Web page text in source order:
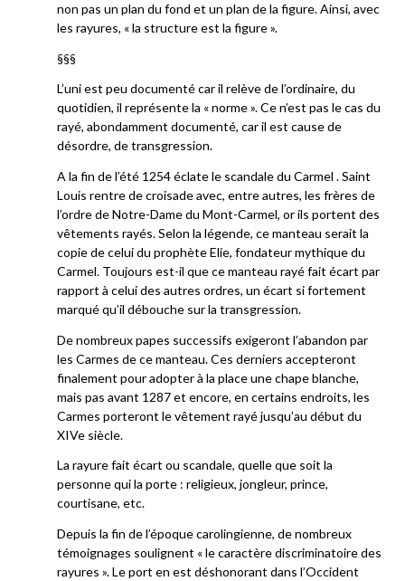
non pas un plan du fond et un plan de la figure. Ainsi, avec
les rayures, « la structure est la figure ».
§§§
L’uni est peu documenté car il relève de l’ordinaire, du
quotidien, il représente la « norme ». Ce n’est pas le cas du
rayé, abondamment documenté, car il est cause de
désordre, de transgression.
A la fin de l’été 1254 éclate le scandale du Carmel . Saint
Louis rentre de croisade avec, entre autres, les frères de
l’ordre de Notre-Dame du Mont-Carmel, or ils portent des
vêtements rayés. Selon la légende, ce manteau serait la
copie de celui du prophète Elie, fondateur mythique du
Carmel. Toujours est-il que ce manteau rayé fait écart par
rapport à celui des autres ordres, un écart si fortement
marqué qu’il débouche sur la transgression.
De nombreux papes successifs exigeront l’abandon par
les Carmes de ce manteau. Ces derniers accepteront
finalement pour adopter à la place une chape blanche,
mais pas avant 1287 et encore, en certains endroits, les
Carmes porteront le vêtement rayé jusqu’au début du
XIVe siècle.
La rayure fait écart ou scandale, quelle que soit la
personne qui la porte : religieux, jongleur, prince,
courtisane, etc.
Depuis la fin de l’époque carolingienne, de nombreux
témoignages soulignent « le caractère discriminatoire des
rayures ». Le port en est déshonorant dans l’Occident